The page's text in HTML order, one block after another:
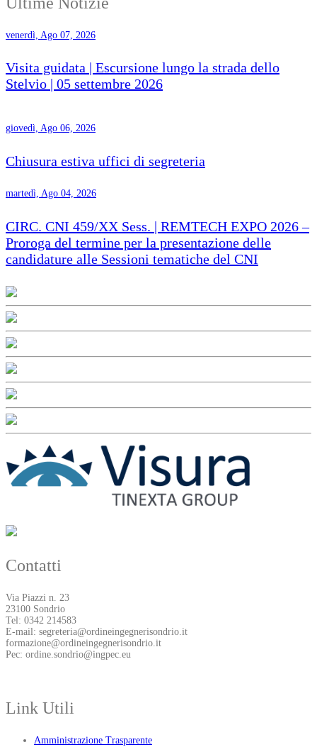
venerdì, Ago 07, 2026
Visita guidata | Escursione lungo la strada dello
Stelvio | 05 settembre 2026
giovedì, Ago 06, 2026
Chiusura estiva uffici di segreteria
martedì, Ago 04, 2026
CIRC. CNI 459/XX Sess. | REMTECH EXPO 2026 –
Proroga del termine per la presentazione delle
candidature alle Sessioni tematiche del CNI
Contatti
Via Piazzi n. 23
23100 Sondrio
Tel: 0342 214583
E-mail: segreteria@ordineingegnerisondrio.it
formazione@ordineingegnerisondrio.it
Pec: ordine.sondrio@ingpec.eu
Link Utili
Amministrazione Trasparente